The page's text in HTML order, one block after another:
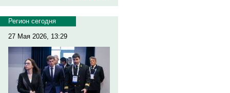
Регион сегодня
27 Мая 2026, 13:29